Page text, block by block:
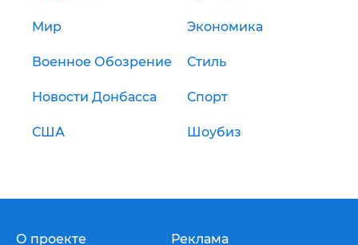
Мир Экономика
Военное Обозрение Стиль
Новости Донбасса Спорт
США Шоубиз
О проекте Реклама